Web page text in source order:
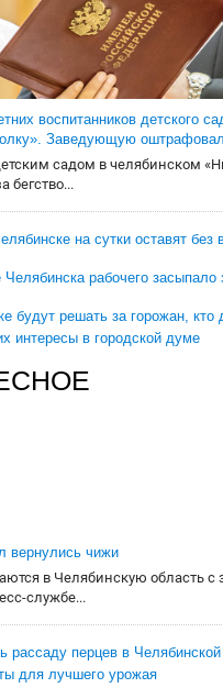
воспитанников детского
Заведующую
садом в челябинском
бегство...
на сутки оставят без
Челябинска рабочего
будут решать за горожан, кто
интересы в городской думе
вернулись чижи
в Челябинскую область с
службе...
рассаду перцев в
для лучшего урожая